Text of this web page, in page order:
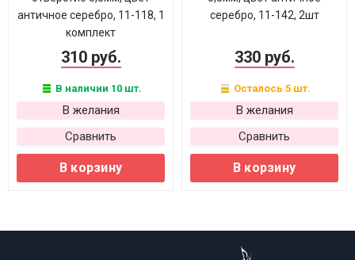
античное серебро, 11-118, 1
комплект
310 руб.
В наличии 10 шт.
В желания
Сравнить
В корзину
серебро, 11-142, 2шт
330 руб.
Осталось 5 шт.
В желания
Сравнить
В корзину